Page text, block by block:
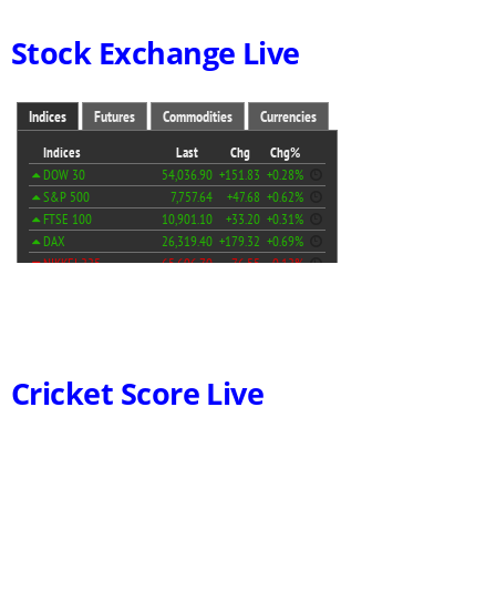
Stock Exchange Live
Cricket Score Live